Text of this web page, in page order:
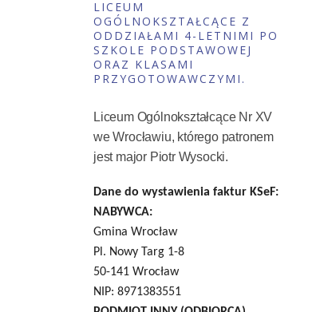
LICEUM
OGÓLNOKSZTAŁCĄCE Z
ODDZIAŁAMI 4-LETNIMI PO
SZKOLE PODSTAWOWEJ
ORAZ KLASAMI
PRZYGOTOWAWCZYMI.
Liceum Ogólnokształcące Nr XV
we Wrocławiu, którego patronem
jest major Piotr Wysocki.
Dane do wystawienia faktur KSeF:
NABYWCA:
Gmina Wrocław
Pl. Nowy Targ 1-8
50-141 Wrocław
NIP: 8971383551